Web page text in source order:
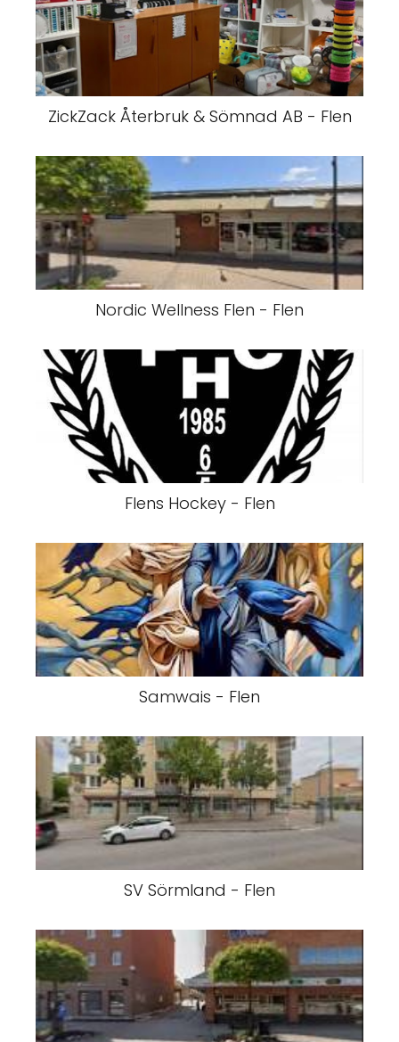
ZickZack Återbruk & Sömnad AB - Flen
Nordic Wellness Flen - Flen
Flens Hockey - Flen
Samwais - Flen
SV Sörmland - Flen